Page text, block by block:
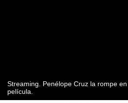
Streaming. Penélope Cruz la rompe
película.